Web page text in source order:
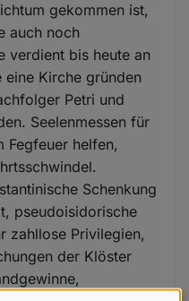
gekommen ist,
auch noch
verdient bis heute an
eine Kirche gründen
Petri und
Seelenmessen für
Fegfeuer helfen,
Schenkung
pseudoisidorische
zahllose Privilegien,
der Klöster